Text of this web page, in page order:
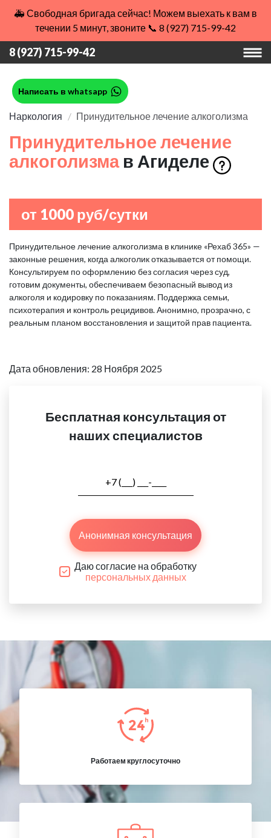
🚑 Свободная бригада сейчас! Можем выехать к вам в
течении 5 минут, звоните 📞 8 (927) 715-99-42
8 (927) 715-99-42
Написать в whatsapp
Наркология Принудительное лечение алкоголизма
Принудительное лечение
алкоголизма в Агиделе
от 1000 руб/сутки
Принудительное лечение алкоголизма в клинике «Рехаб 365» —
законные решения, когда алкоголик отказывается от помощи.
Консультируем по оформлению без согласия через суд,
готовим документы, обеспечиваем безопасный вывод из
алкоголя и кодировку по показаниям. Поддержка семьи,
психотерапия и контроль рецидивов. Анонимно, прозрачно, с
реальным планом восстановления и защитой прав пациента.
Дата обновления: 28 Ноября 2025
Бесплатная консультация от
наших специалистов
Анонимная консультация
Даю согласие на обработку
персональных данных
Работаем круглосуточно